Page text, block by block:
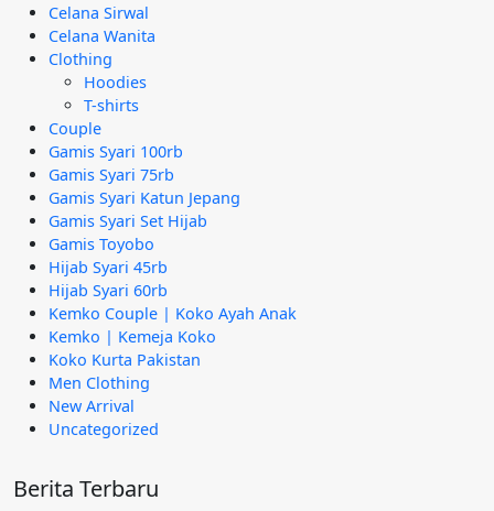
Celana Sirwal
Celana Wanita
Clothing
Hoodies
T-shirts
Couple
Gamis Syari 100rb
Gamis Syari 75rb
Gamis Syari Katun Jepang
Gamis Syari Set Hijab
Gamis Toyobo
Hijab Syari 45rb
Hijab Syari 60rb
Kemko Couple | Koko Ayah Anak
Kemko | Kemeja Koko
Koko Kurta Pakistan
Men Clothing
New Arrival
Uncategorized
Berita Terbaru